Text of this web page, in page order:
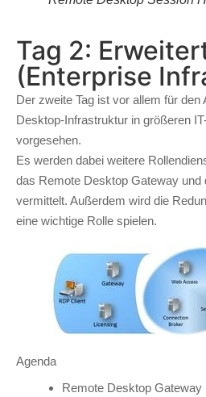
Tag 2:
(Enterprise
Der zweite Tag ist vor allem für den
Desktop-Infrastruktur in größeren
vorgesehen.
Es werden dabei weitere
das Remote Desktop Gateway und
vermittelt. Außerdem wird die
eine wichtige Rolle spielen.
Agenda
Remote Desktop Gateway